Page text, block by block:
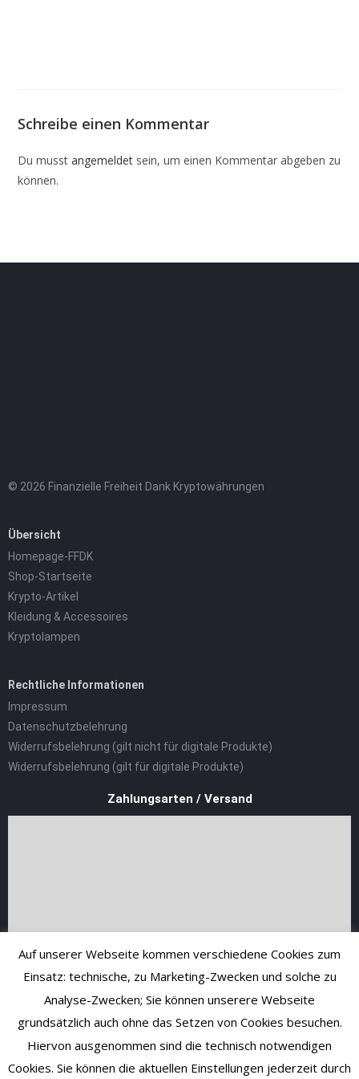
Schreibe einen Kommentar
Du musstangemeldet sein, um einen Kommentar abgeben zu
können.
© 2026 Finanzielle Freiheit Dank Kryptowährungen
Übersicht
Homepage-FFDK
Shop-Startseite
Krypto-Artikel
Kleidung & Accessoires
Kryptolampen
Rechtliche Informationen
Impressum
Datenschutzbelehrung
Widerrufsbelehrung (gilt nicht für digitale Produkte)
Widerrufsbelehrung (gilt für digitale Produkte)
Zahlungsarten / Versand
Auf unserer Webseite kommen verschiedene Cookies zum
Einsatz: technische, zu Marketing-Zwecken und solche zu
Analyse-Zwecken; Sie können unserere Webseite
grundsätzlich auch ohne das Setzen von Cookies besuchen.
Hiervon ausgenommen sind die technisch notwendigen
Cookies. Sie können die aktuellen Einstellungen jederzeit durch